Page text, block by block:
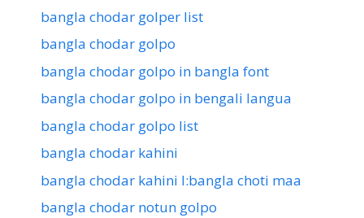
bangla chodar golper list
bangla chodar golpo
bangla chodar golpo in bangla font
bangla chodar golpo in bengali langua
bangla chodar golpo list
bangla chodar kahini
bangla chodar kahini l:bangla choti maa
bangla chodar notun golpo